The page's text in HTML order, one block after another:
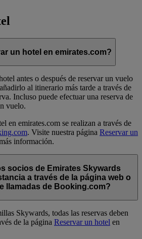
un hotel en emirates.com?
antes o después de reservar un vuelo
al itinerario más tarde a través de
Incluso puede efectuar una reserva de
vuelo.
en emirates.com se realizan a través de
. Visite nuestra página Reservar un
información.
socios de Emirates Skywards
a través de la página web o
llamadas de Booking.com?
Skywards, todas las reservas deben
de la página Reservar un hotel en